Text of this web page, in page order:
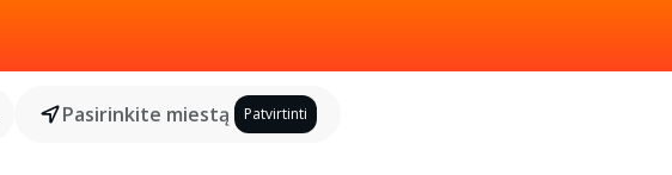
Pasirinkite miestą Patvirtinti